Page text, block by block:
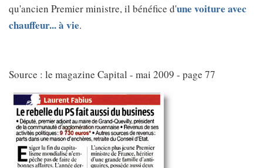
qu'ancien Premier ministre, il bénéfice d'une voiture avec
chauffeur... à vie.
Source : le magazine Capital - mai 2009 - page 77